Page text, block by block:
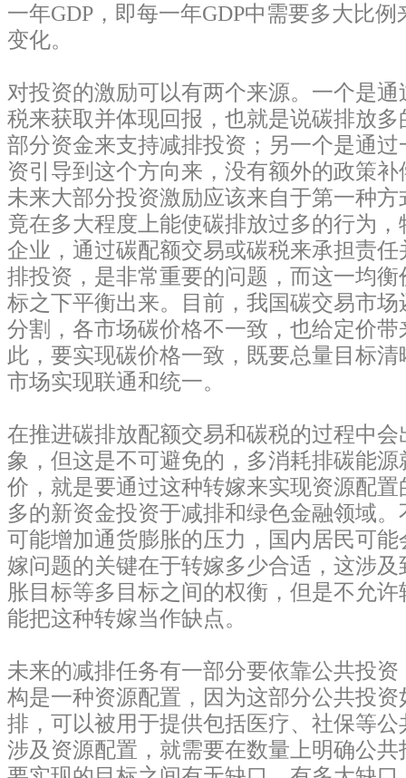
一年GDP，即每一年GDP中需要多大比
变化。
对投资的激励可以有两个来源。一个是
税来获取并体现回报，也就是说碳排放
部分资金来支持减排投资；另一个是通
资引导到这个方向来，没有额外的政策
未来大部分投资激励应该来自于第一种
竟在多大程度上能使碳排放过多的行为
企业，通过碳配额交易或碳税来承担责
排投资，是非常重要的问题，而这一均
标之下平衡出来。目前，我国碳交易市
分割，各市场碳价格不一致，也给定价
此，要实现碳价格一致，既要总量目标
市场实现联通和统一。
在推进碳排放配额交易和碳税的过程中
象，但这是不可避免的，多消耗排碳能
价，就是要通过这种转嫁来实现资源配
多的新资金投资于减排和绿色金融领域。
可能增加通货膨胀的压力，国内居民可能
嫁问题的关键在于转嫁多少合适，这涉
胀目标等多目标之间的权衡，但是不允
能把这种转嫁当作缺点。
未来的减排任务有一部分要依靠公共投
构是一种资源配置，因为这部分公共投
排，可以被用于提供包括医疗、社保等
涉及资源配置，就需要在数量上明确公